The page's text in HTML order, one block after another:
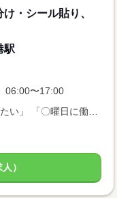
・シール貼り、
駅
06:00〜17:00
）